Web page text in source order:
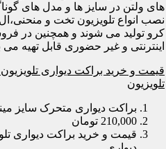
های ولتن در سایز ها و مدل های
نصب انواع تلویزیون تخت و
کرو تولید می شوند و همچنین در
اینترنتی و غیر حضوری قابل تهیه می
قیمت و خرید براکت دیواری
تلویزیون
براکت دیواری متحرک سایز
210,000 تومان
قیمت و خرید براکت دیواری